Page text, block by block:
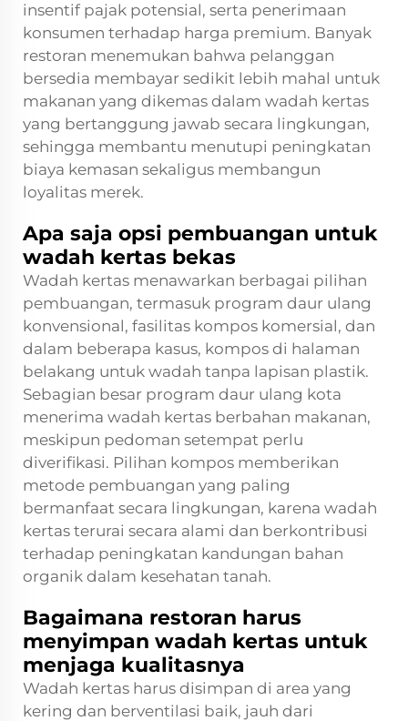
insentif pajak potensial, serta penerimaan
konsumen terhadap harga premium. Banyak
restoran menemukan bahwa pelanggan
bersedia membayar sedikit lebih mahal untuk
makanan yang dikemas dalam wadah kertas
yang bertanggung jawab secara lingkungan,
sehingga membantu menutupi peningkatan
biaya kemasan sekaligus membangun
loyalitas merek.
Apa saja opsi pembuangan untuk
wadah kertas bekas
Wadah kertas menawarkan berbagai pilihan
pembuangan, termasuk program daur ulang
konvensional, fasilitas kompos komersial, dan
dalam beberapa kasus, kompos di halaman
belakang untuk wadah tanpa lapisan plastik.
Sebagian besar program daur ulang kota
menerima wadah kertas berbahan makanan,
meskipun pedoman setempat perlu
diverifikasi. Pilihan kompos memberikan
metode pembuangan yang paling
bermanfaat secara lingkungan, karena wadah
kertas terurai secara alami dan berkontribusi
terhadap peningkatan kandungan bahan
organik dalam kesehatan tanah.
Bagaimana restoran harus
menyimpan wadah kertas untuk
menjaga kualitasnya
Wadah kertas harus disimpan di area yang
kering dan berventilasi baik, jauh dari